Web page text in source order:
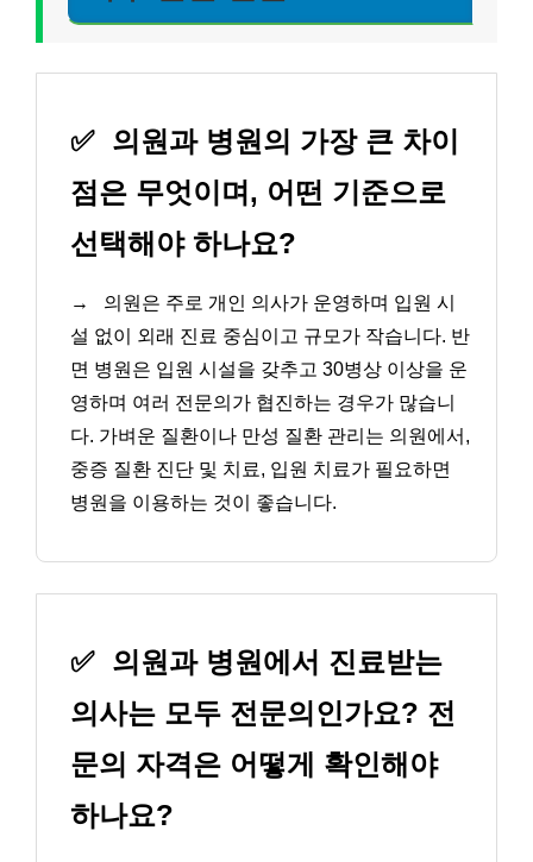
✅ 의원과 병원의 가장 큰 차이
점은 무엇이며, 어떤 기준으로
선택해야 하나요?
→
의원은 주로 개인 의사가 운영하며 입원 시
설 없이 외래 진료 중심이고 규모가 작습니다. 반
면 병원은 입원 시설을 갖추고 30병상 이상을 운
영하며 여러 전문의가 협진하는 경우가 많습니
다. 가벼운 질환이나 만성 질환 관리는 의원에서,
중증 질환 진단 및 치료, 입원 치료가 필요하면
병원을 이용하는 것이 좋습니다.
✅ 의원과 병원에서 진료받는
의사는 모두 전문의인가요? 전
문의 자격은 어떻게 확인해야
하나요?